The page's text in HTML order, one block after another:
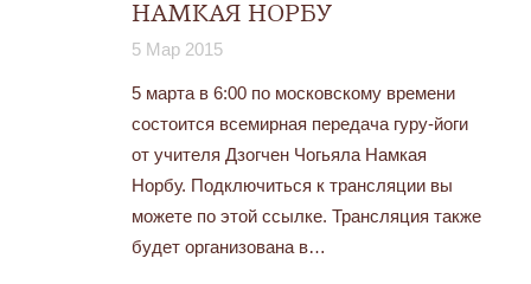
НАМКАЯ НОРБУ
5 Мар 2015
5 марта в 6:00 по московскому времени
состоится всемирная передача гуру-йоги
от учителя Дзогчен Чогьяла Намкая
Норбу. Подключиться к трансляции вы
можете по этой ссылке. Трансляция также
будет организована в…